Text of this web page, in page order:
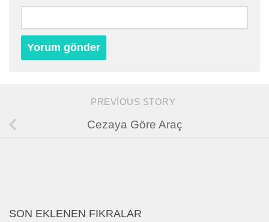
PREVIOUS STORY
Cezaya Göre Araç
SON EKLENEN FIKRALAR